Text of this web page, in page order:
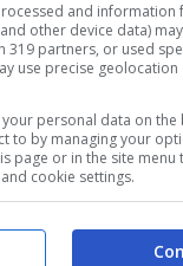
and information
other device data)
319 partners, or used
use precise geolocation
personal data on the
to by managing your
page or in the site menu
cookie settings.